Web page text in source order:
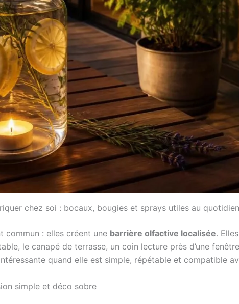
chez soi : bocaux, bougies et sprays utiles au quotidien
commun : elles créent une barrière olfactive localisée.
le canapé de terrasse, un coin lecture près d’une
quand elle est simple, répétable et compatible
simple et déco sobre